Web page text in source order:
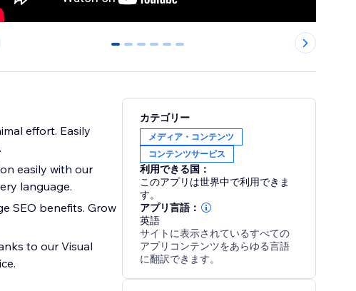
0 1 2 3 4 5
effort. Easily
language.
SEO benefits. Grow
to our Visual
カテゴリー
メディア・コンテンツ
コンテンツサービス
利用できる国：
このアプリは世界中で利用できま
す。
アプリ言語：
英語
サイトに表示されているすべての
アプリコンテンツをあらゆる言語
に翻訳できます。